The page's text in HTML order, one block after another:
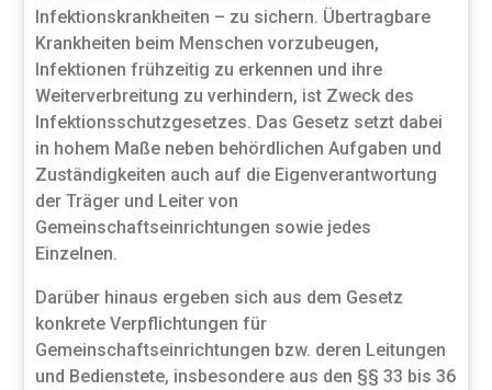
Infektionskrankheiten – zu sichern. Übertragbare
Krankheiten beim Menschen vorzubeugen,
Infektionen frühzeitig zu erkennen und ihre
Weiterverbreitung zu verhindern, ist Zweck des
Infektionsschutzgesetzes. Das Gesetz setzt dabei
in hohem Maße neben behördlichen Aufgaben und
Zuständigkeiten auch auf die Eigenverantwortung
der Träger und Leiter von
Gemeinschaftseinrichtungen sowie jedes
Einzelnen.
Darüber hinaus ergeben sich aus dem Gesetz
konkrete Verpflichtungen für
Gemeinschaftseinrichtungen bzw. deren Leitungen
und Bedienstete, insbesondere aus den §§ 33 bis 36